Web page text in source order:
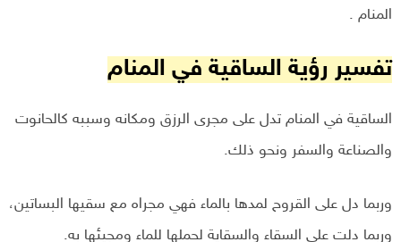
المنام .
تفسير رؤية الساقية في المنام
الساقية في المنام تدل على مجرى الرزق ومكانه وسببه كالحانوت
والصناعة والسفر ونحو ذلك.
وربما دل على القروح لمدها بالماء فهي مجراه مع سقيها البساتين،
وربما دلت على السقاء والسقاية لحملها للماء ومجيئها به.